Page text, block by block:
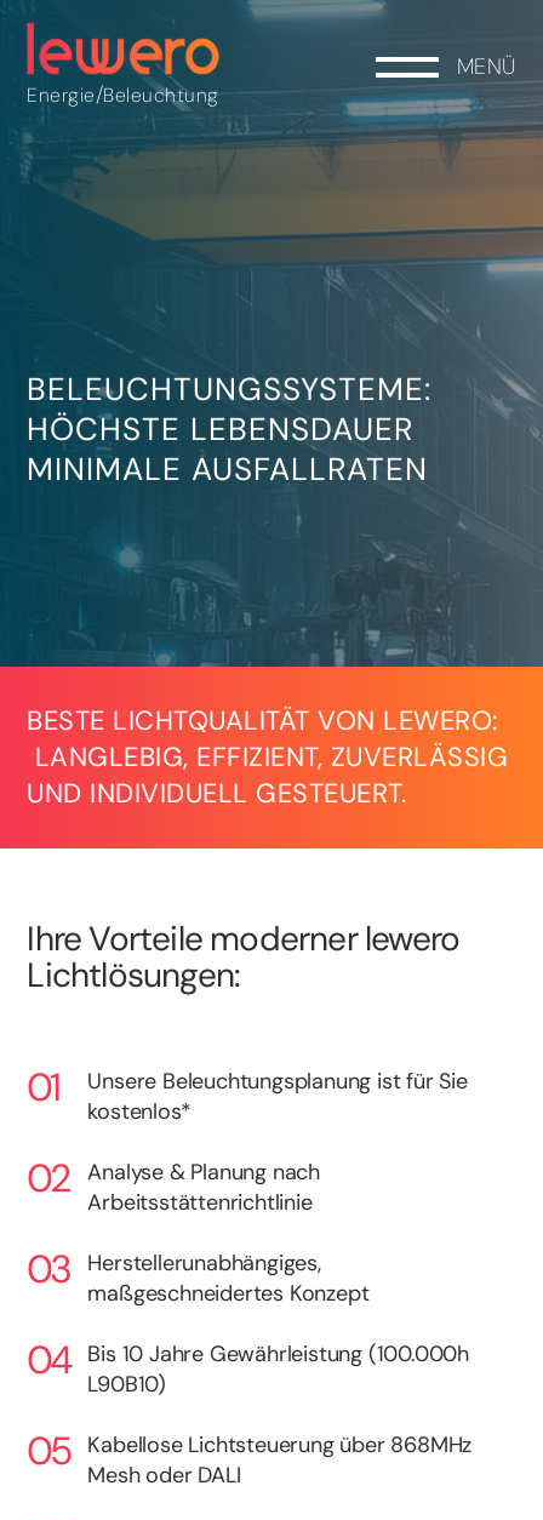
Energie/Beleuchtung
MENÜ
BELEUCHTUNGSSYSTEME:
HÖCHSTE LEBENSDAUER
MINIMALE AUSFALLRATEN
BESTE LICHTQUALITÄT VON LEWERO:
LANGLEBIG, EFFIZIENT, ZUVERLÄSSIG
UND INDIVIDUELL GESTEUERT.
Ihre Vorteile moderner lewero
Lichtlösungen:
Unsere Beleuchtungsplanung ist für Sie
kostenlos*
Analyse & Planung nach
Arbeitsstättenrichtlinie
Herstellerunabhängiges,
maßgeschneidertes Konzept
Bis 10 Jahre Gewährleistung (100.000h
L90B10)
Kabellose Lichtsteuerung über 868MHz
Mesh oder DALI